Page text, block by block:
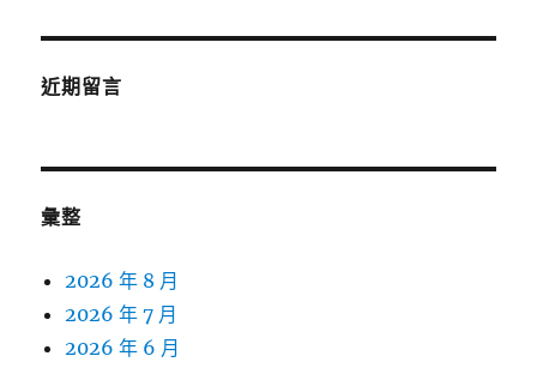
近期留言
彙整
2026 年 8 月
2026 年 7 月
2026 年 6 月